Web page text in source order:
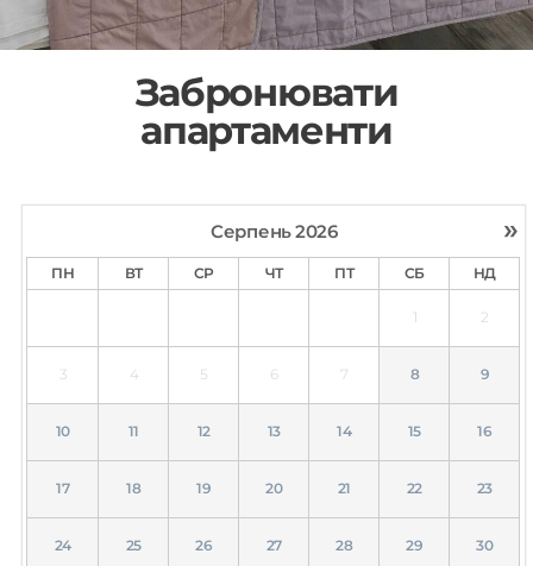
Забронювати
апартаменти
»
Серпень2026
ПН ВТ СР ЧТ ПТ СБ НД
1 2
3 4 5 6 7 8 9
10 11 12 13 14 15 16
17 18 19 20 21 22 23
24 25 26 27 28 29 30